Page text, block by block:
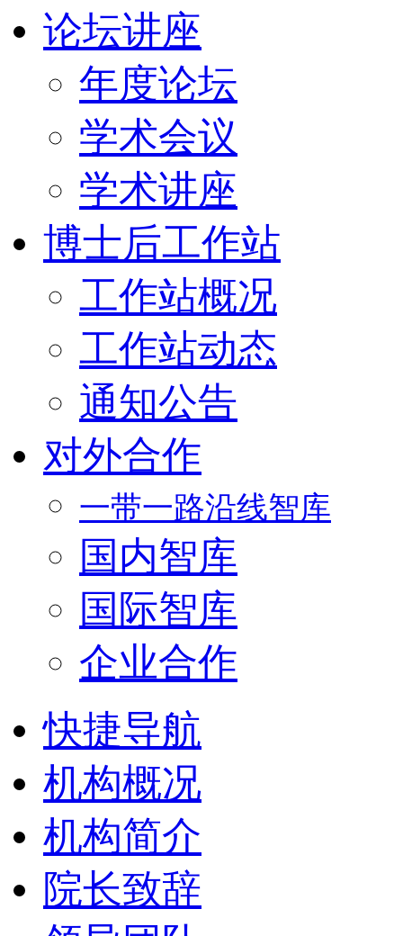
论坛讲座
年度论坛
学术会议
学术讲座
博士后工作站
工作站概况
工作站动态
通知公告
对外合作
一带一路沿线智库
国内智库
国际智库
企业合作
快捷导航
机构概况
机构简介
院长致辞